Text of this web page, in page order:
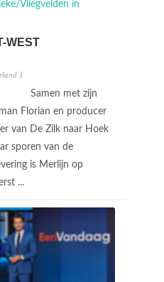
WEST
1
Samen met zijn
Florian en producer
van De Zilk naar Hoek
sporen van de
is Merlijn op
...